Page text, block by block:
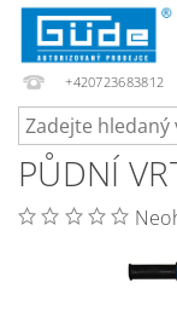
+420723683812
PŮDNÍ